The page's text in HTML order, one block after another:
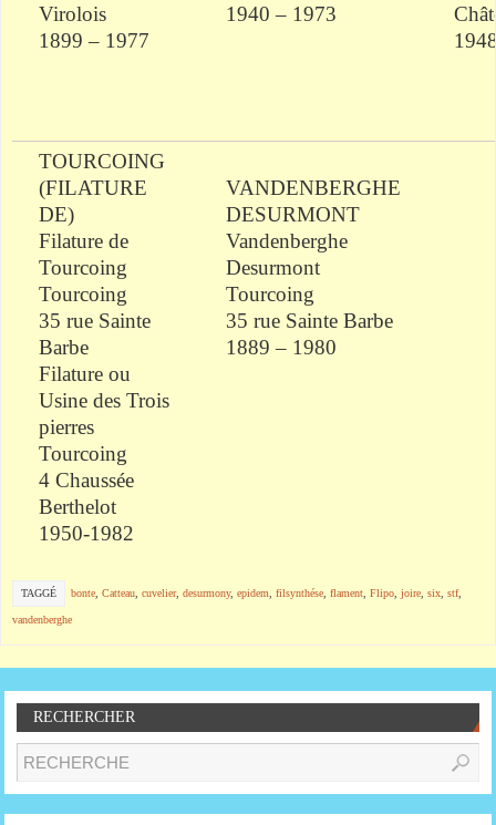
Virolois
1899 – 1977
1940 – 1973
TOURCOING
(FILATURE
DE)
Filature de
Tourcoing
Tourcoing
35 rue Sainte
Barbe
Filature ou
Usine des Trois
pierres
Tourcoing
4 Chaussée
Berthelot
1950-1982
VANDENBERGHE
DESURMONT
Vandenberghe
Desurmont
Tourcoing
35 rue Sainte Barbe
1889 – 1980
TAGGÉ bonte Catteau cuvelier, desurmony, epidem filsynthése flament Flipo joire six stf,
vandenberghe
RECHERCHER